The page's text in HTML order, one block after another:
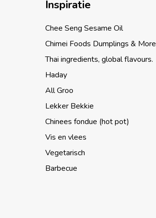
Inspiratie
Chee Seng Sesame Oil
Chimei Foods Dumplings & More
Thai ingredients, global flavours.
Haday
All Groo
Lekker Bekkie
Chinees fondue (hot pot)
Vis en vlees
Vegetarisch
Barbecue